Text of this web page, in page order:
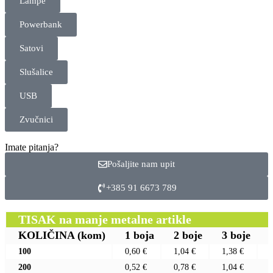
Powerbank
Satovi
Slušalice
USB
Zvučnici
Imate pitanja?
Pošaljite nam upit
+385 91 6673 789
TISAK na manje metalne artikle
KOLIČINA (kom) 1 boja 2 boje 3 boje
100 0,60 € 1,04 € 1,38 €
200
0,52 € 0,78 € 1,04 €